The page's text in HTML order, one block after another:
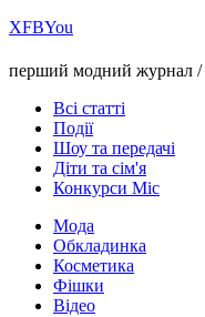
ХFBYou
перший модний журнал /
Всі статті
Події
Шоу та передачі
Діти та сім'я
Конкурси Міс
Мода
Обкладинка
Косметика
Фішки
Відео